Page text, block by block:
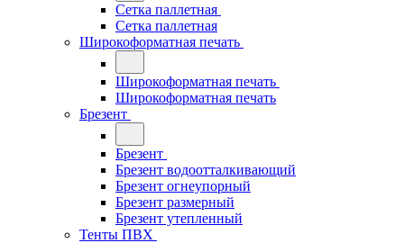
Сетка паллетная
Сетка паллетная
Широкоформатная печать
Широкоформатная печать
Широкоформатная печать
Брезент
Брезент
Брезент водоотталкивающий
Брезент огнеупорный
Брезент размерный
Брезент утепленный
Тенты ПВХ